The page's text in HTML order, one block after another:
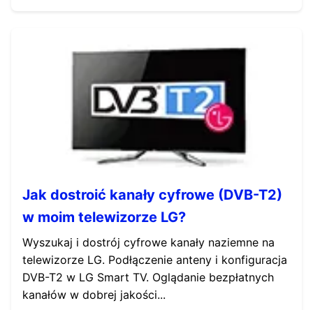
Jak dostroić kanały cyfrowe (DVB-T2)
w moim telewizorze LG?
Wyszukaj i dostrój cyfrowe kanały naziemne na
telewizorze LG. Podłączenie anteny i konfiguracja
DVB-T2 w LG Smart TV. Oglądanie bezpłatnych
kanałów w dobrej jakości...